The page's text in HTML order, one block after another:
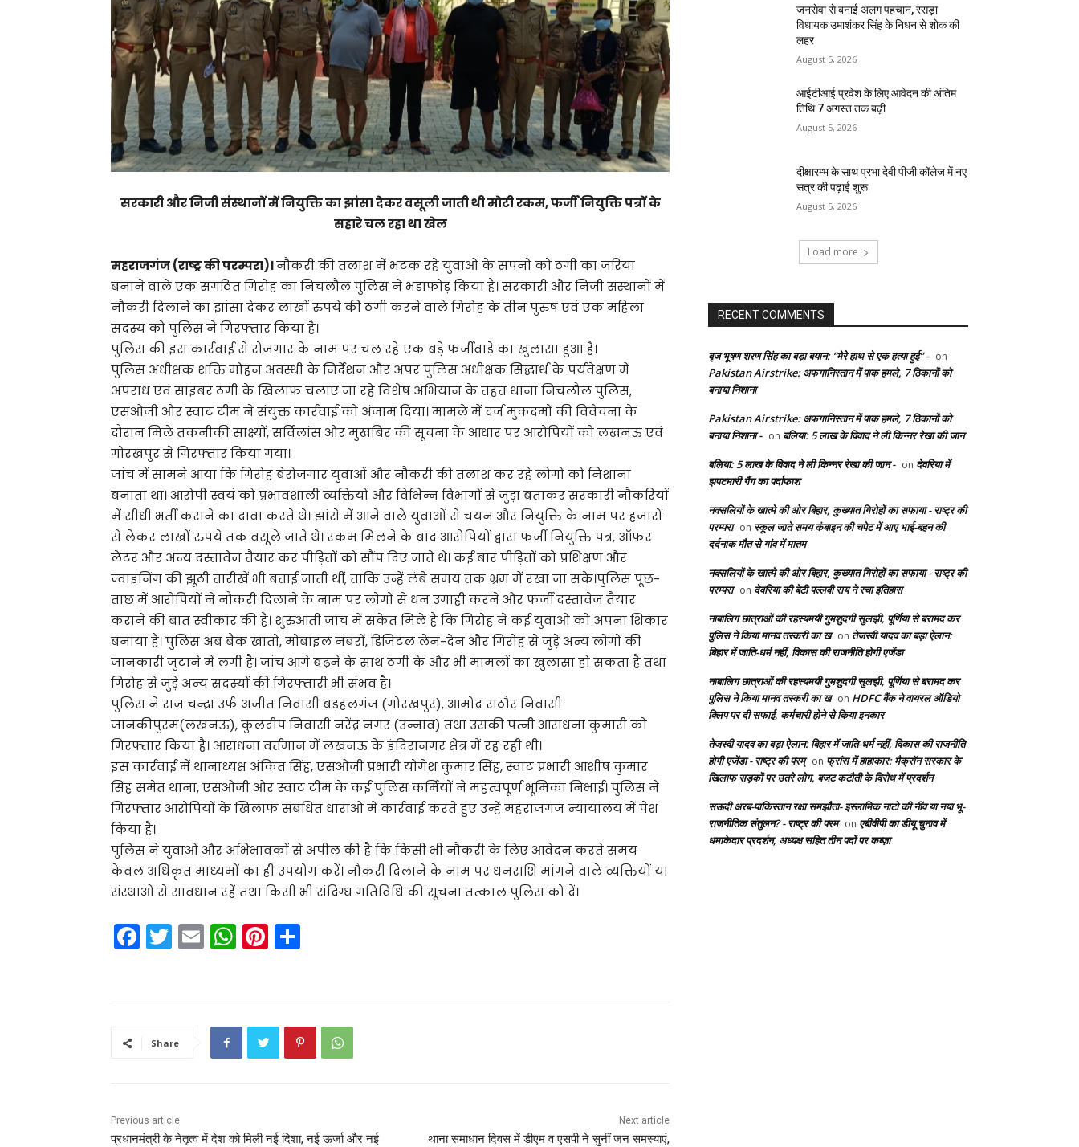
सरकारी और निजी संस्थानों में नियुक्ति का झांसा देकर वसूली जाती थी मोटी रकम, फर्जी नियुक्ति पत्रों के
सहारे चल रहा था खेल
महराजगंज (राष्ट्र की परम्परा)।नौकरी की तलाश में भटक रहे युवाओं के सपनों को ठगी का जरिया
बनाने वाले एक संगठित गिरोह का निचलौल पुलिस ने भंडाफोड़ किया है। सरकारी और निजी संस्थानों में
नौकरी दिलाने का झांसा देकर लाखों रुपये की ठगी करने वाले गिरोह के तीन पुरुष एवं एक महिला
सदस्य को पुलिस ने गिरफ्तार किया है।
पुलिस की इस कार्रवाई से रोजगार के नाम पर चल रहे एक बड़े फर्जीवाड़े का खुलासा हुआ है।
पुलिस अधीक्षक शक्ति मोहन अवस्थी के निर्देशन और अपर पुलिस अधीक्षक सिद्धार्थ के पर्यवेक्षण में
अपराध एवं साइबर ठगी के खिलाफ चलाए जा रहे विशेष अभियान के तहत थाना निचलौल पुलिस,
एसओजी और स्वाट टीम ने संयुक्त कार्रवाई को अंजाम दिया। मामले में दर्ज मुकदमों की विवेचना के
दौरान मिले तकनीकी साक्ष्यों, सर्विलांस और मुखबिर की सूचना के आधार पर आरोपियों को लखनऊ एवं
गोरखपुर से गिरफ्तार किया गया।
जांच में सामने आया कि गिरोह बेरोजगार युवाओं और नौकरी की तलाश कर रहे लोगों को निशाना
बनाता था। आरोपी स्वयं को प्रभावशाली व्यक्तियों और विभिन्न विभागों से जुड़ा बताकर सरकारी नौकरियों
में सीधी भर्ती कराने का दावा करते थे। झांसे में आने वाले युवाओं से चयन और नियुक्ति के नाम पर हजारों
से लेकर लाखों रुपये तक वसूले जाते थे। रकम मिलने के बाद आरोपियों द्वारा फर्जी नियुक्ति पत्र, ऑफर
लेटर और अन्य दस्तावेज तैयार कर पीड़ितों को सौंप दिए जाते थे। कई बार पीड़ितों को प्रशिक्षण और
ज्वाइनिंग की झूठी तारीखें भी बताई जाती थीं, ताकि उन्हें लंबे समय तक भ्रम में रखा जा सके।पुलिस पूछ-
ताछ में आरोपियों ने नौकरी दिलाने के नाम पर लोगों से धन उगाही करने और फर्जी दस्तावेज तैयार
कराने की बात स्वीकार की है। शुरुआती जांच में संकेत मिले हैं कि गिरोह ने कई युवाओं को अपना शिकार
बनाया है। पुलिस अब बैंक खातों, मोबाइल नंबरों, डिजिटल लेन-देन और गिरोह से जुड़े अन्य लोगों की
जानकारी जुटाने में लगी है। जांच आगे बढ़ने के साथ ठगी के और भी मामलों का खुलासा हो सकता है तथा
गिरोह से जुड़े अन्य सदस्यों की गिरफ्तारी भी संभव है।
पुलिस ने राज चन्द्रा उर्फ अजीत निवासी बड़हलगंज (गोरखपुर), आमोद राठौर निवासी
जानकीपुरम(लखनऊ), कुलदीप निवासी नरेंद्र नगर (उन्नाव) तथा उसकी पत्नी आराधना कुमारी को
गिरफ्तार किया है। आराधना वर्तमान में लखनऊ के इंदिरानगर क्षेत्र में रह रही थी।
इस कार्रवाई में थानाध्यक्ष अंकित सिंह, एसओजी प्रभारी योगेश कुमार सिंह, स्वाट प्रभारी आशीष कुमार
सिंह समेत थाना, एसओजी और स्वाट टीम के कई पुलिस कर्मियों ने महत्वपूर्ण भूमिका निभाई। पुलिस ने
गिरफ्तार आरोपियों के खिलाफ संबंधित धाराओं में कार्रवाई करते हुए उन्हें महराजगंज न्यायालय में पेश
किया है।
पुलिस ने युवाओं और अभिभावकों से अपील की है कि किसी भी नौकरी के लिए आवेदन करते समय
केवल अधिकृत माध्यमों का ही उपयोग करें। नौकरी दिलाने के नाम पर धनराशि मांगने वाले व्यक्तियों या
संस्थाओं से सावधान रहें तथा किसी भी संदिग्ध गतिविधि की सूचना तत्काल पुलिस को दें।
F
a
b
k
T
w
E
m
W
h
A
p
Pi
nt
st
Share
Previous article
प्रधानमंत्री के नेतृत्व में देश को मिली नई दिशा, नई ऊर्जा और नई
Next article
थाना समाधान दिवस में डीएम व एसपी ने सुनीं जन समस्याएं,
जनसेवा से बनाई अलग पहचान, रसड़ा
विधायक उमाशंकर सिंह के निधन से शोक की
लहर
August 5, 2026
आईटीआई प्रवेश के लिए आवेदन की अंतिम
तिथि 7 अगस्त तक बढ़ी
August 5, 2026
दीक्षारम्भ के साथ प्रभा देवी पीजी कॉलेज में नए
सत्र की पढ़ाई शुरू
August 5, 2026
Load more
RECENT COMMENTS
बृज भूषण शरण सिंह का बड़ा बयान: “मेरे हाथ से एक हत्या हुई” - on
Pakistan Airstrike: अफगानिस्तान में पाक हमले, 7 ठिकानों को
बनाया निशाना
Pakistan Airstrike: अफगानिस्तान में पाक हमले, 7 ठिकानों को
बनाया निशाना - on बलिया: 5 लाख के विवाद ने ली किन्नर रेखा की जान
बलिया: 5 लाख के विवाद ने ली किन्नर रेखा की जान - on देवरिया में
झपटमारी गैंग का पर्दाफाश
नक्सलियों के खात्मे की ओर बिहार, कुख्यात गिरोहों का सफाया - राष्ट्र की
परम्परा on स्कूल जाते समय कंबाइन की चपेट में आए भाई-बहन की
दर्दनाक मौत से गांव में मातम
नक्सलियों के खात्मे की ओर बिहार, कुख्यात गिरोहों का सफाया - राष्ट्र की
परम्परा on देवरिया की बेटी पल्लवी राय ने रचा इतिहास
नाबालिग छात्राओं की रहस्यमयी गुमशुदगी सुलझी, पूर्णिया से बरामद कर
पुलिस ने किया मानव तस्करी का ख on तेजस्वी यादव का बड़ा ऐलान:
बिहार में जाति-धर्म नहीं, विकास की राजनीति होगी एजेंडा
नाबालिग छात्राओं की रहस्यमयी गुमशुदगी सुलझी, पूर्णिया से बरामद कर
पुलिस ने किया मानव तस्करी का ख on HDFC बैंक ने वायरल ऑडियो
क्लिप पर दी सफाई, कर्मचारी होने से किया इनकार
तेजस्वी यादव का बड़ा ऐलान: बिहार में जाति-धर्म नहीं, विकास की राजनीति
होगी एजेंडा - राष्ट्र की परम् on फ्रांस में हाहाकार: मैक्रॉन सरकार के
खिलाफ सड़कों पर उतरे लोग, बजट कटौती के विरोध में प्रदर्शन
सऊदी अरब-पाकिस्तान रक्षा समझौता- इस्लामिक नाटो की नींव या नया भू-
राजनीतिक संतुलन? - राष्ट्र की परम on एबीवीपी का डीयू चुनाव में
धमाकेदार प्रदर्शन, अध्यक्ष सहित तीन पदों पर कब्ज़ा